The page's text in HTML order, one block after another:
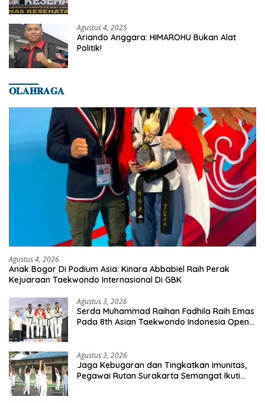
Agustus 4, 2025
Ariando Anggara: HIMAROHU Bukan Alat
Politik!
𝐎𝐋𝐀𝐇𝐑𝐀𝐆𝐀
Agustus 4, 2026
Anak Bogor Di Podium Asia: Kinara Abbabiel Raih Perak
Kejuaraan Taekwondo Internasional Di GBK
Agustus 3, 2026
Serda Muhammad Raihan Fadhila Raih Emas
Pada 8th Asian Taekwondo Indonesia Open
Agustus 3, 2026
Jaga Kebugaran dan Tingkatkan Imunitas,
Pegawai Rutan Surakarta Semangat Ikuti